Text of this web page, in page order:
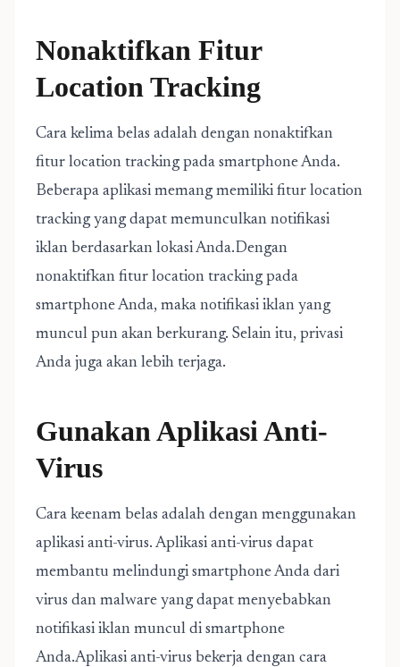
Nonaktifkan Fitur
Location Tracking
Cara kelima belas adalah dengan nonaktifkan
fitur location tracking pada smartphone Anda.
Beberapa aplikasi memang memiliki fitur location
tracking yang dapat memunculkan notifikasi
iklan berdasarkan lokasi Anda.Dengan
nonaktifkan fitur location tracking pada
smartphone Anda, maka notifikasi iklan yang
muncul pun akan berkurang. Selain itu, privasi
Anda juga akan lebih terjaga.
Gunakan Aplikasi Anti-
Virus
Cara keenam belas adalah dengan menggunakan
aplikasi anti-virus. Aplikasi anti-virus dapat
membantu melindungi smartphone Anda dari
virus dan malware yang dapat menyebabkan
notifikasi iklan muncul di smartphone
Anda.Aplikasi anti-virus bekerja dengan cara